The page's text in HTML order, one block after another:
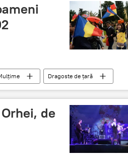
Dragoste de țară
de